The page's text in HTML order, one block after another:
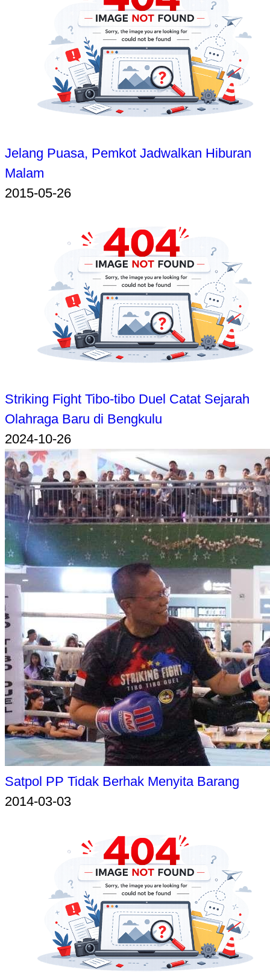
Jelang Puasa, Pemkot Jadwalkan Hiburan
Malam
2015-05-26
Striking Fight Tibo-tibo Duel Catat Sejarah
Olahraga Baru di Bengkulu
2024-10-26
Satpol PP Tidak Berhak Menyita Barang
2014-03-03